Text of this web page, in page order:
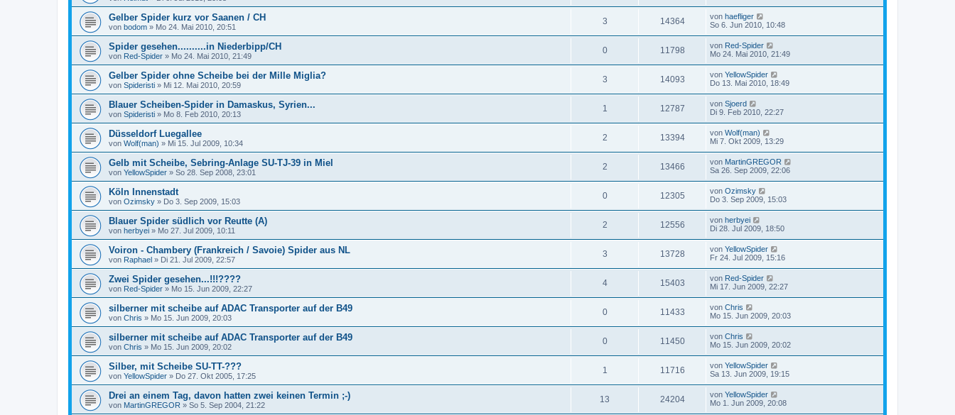
Gelber Spider kurz vor Saanen / CH
von bodom » Mo 24. Mai 2010, 20:51
3 14364 von haefliger
So 6. Jun 2010, 10:48
Spider gesehen..........in Niederbipp/CH
von Red-Spider » Mo 24. Mai 2010, 21:49
0 11798 von Red-Spider
Mo 24. Mai 2010, 21:49
Gelber Spider ohne Scheibe bei der Mille Miglia?
von Spideristi » Mi 12. Mai 2010, 20:59
3 14093 von YellowSpider
Do 13. Mai 2010, 18:49
Blauer Scheiben-Spider in Damaskus, Syrien...
von Spideristi » Mo 8. Feb 2010, 20:13
1 12787 von Sjoerd
Di 9. Feb 2010, 22:27
Düsseldorf Luegallee
von Wolf(man) » Mi 15. Jul 2009, 10:34
2 13394 von Wolf(man)
Mi 7. Okt 2009, 13:29
Gelb mit Scheibe, Sebring-Anlage SU-TJ-39 in Miel
von YellowSpider » So 28. Sep 2008, 23:01
2 13466 von MartinGREGOR
Sa 26. Sep 2009, 22:06
Köln Innenstadt
von Ozimsky » Do 3. Sep 2009, 15:03
0 12305 von Ozimsky
Do 3. Sep 2009, 15:03
Blauer Spider südlich vor Reutte (A)
von herbyei » Mo 27. Jul 2009, 10:11
2 12556 von herbyei
Di 28. Jul 2009, 18:50
Voiron - Chambery (Frankreich / Savoie) Spider aus NL
von Raphael » Di 21. Jul 2009, 22:57
3 13728 von YellowSpider
Fr 24. Jul 2009, 15:16
Zwei Spider gesehen...!!!????
von Red-Spider » Mo 15. Jun 2009, 22:27
4 15403 von Red-Spider
Mi 17. Jun 2009, 22:27
silberner mit scheibe auf ADAC Transporter auf der B49
von Chris » Mo 15. Jun 2009, 20:03
0 11433 von Chris
Mo 15. Jun 2009, 20:03
silberner mit scheibe auf ADAC Transporter auf der B49
von Chris » Mo 15. Jun 2009, 20:02
0 11450 von Chris
Mo 15. Jun 2009, 20:02
Silber, mit Scheibe SU-TT-???
von YellowSpider » Do 27. Okt 2005, 17:25
1 11716 von YellowSpider
Sa 13. Jun 2009, 19:15
Drei an einem Tag, davon hatten zwei keinen Termin ;-)
von MartinGREGOR » So 5. Sep 2004, 21:22
13 24204 von YellowSpider
Mo 1. Jun 2009, 20:08